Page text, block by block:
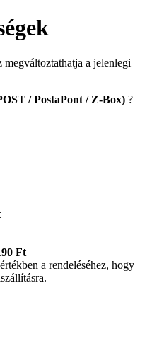
megváltoztathatja a jelenlegi
/ PostaPont / Z-Box) ?
Ft
értékben a rendeléséhez, hogy